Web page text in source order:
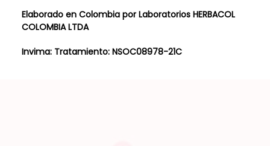
Elaborado en Colombia por Laboratorios HERBACOL
COLOMBIA LTDA
Invima: Tratamiento: NSOC08978-21C